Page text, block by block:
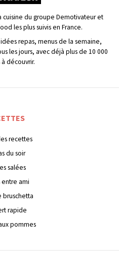
du groupe Demotivateur et
les plus suivis en France.
repas, menus de la semaine,
les jours, avec déjà plus de 10 000
découvrir.
recettes
du soir
salées
entre ami
bruschetta
rapide
pommes